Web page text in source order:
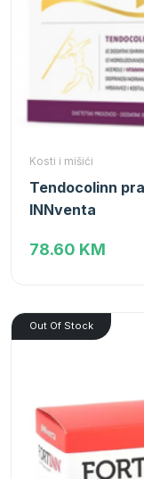
Kosti i mišići
Tendocolinn
INNventa
78.60 KM
Out Of Stock